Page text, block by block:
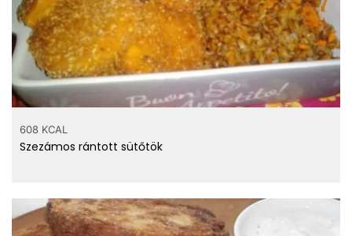
608 KCAL
Szezámos rántott sütőtök